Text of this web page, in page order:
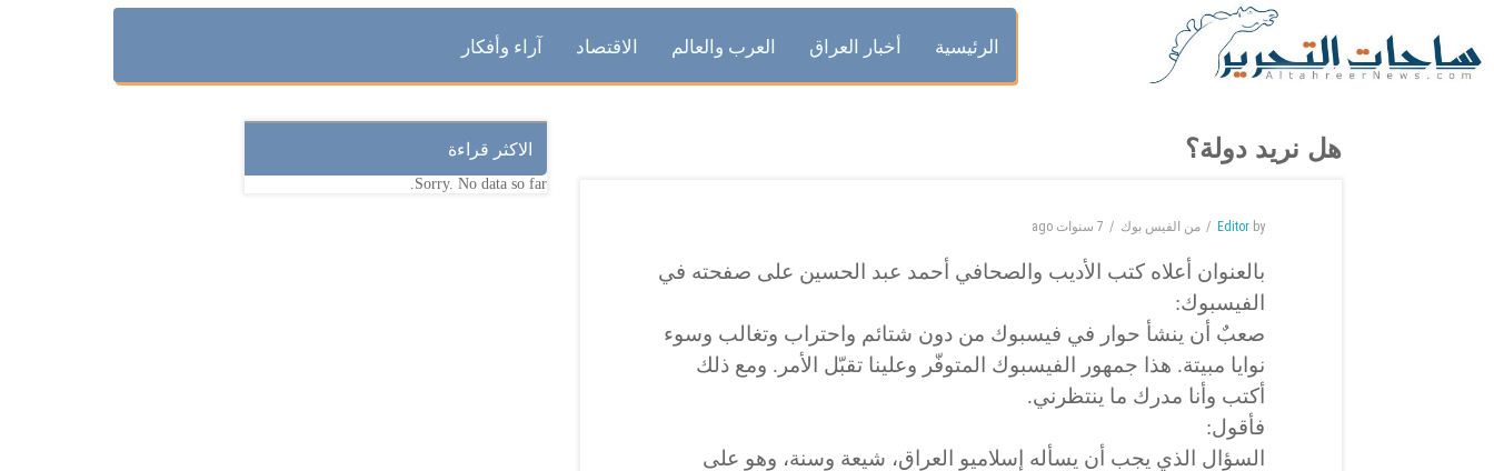
الرئيسية أخبار العراق العرب والعالم الاقتصاد آراء وأفكار
هل نريد دولة؟
by
Editor من الفيس بوك 7 سنوات ago
بالعنوان أعلاه كتب الأديب والصحافي أحمد عبد الحسين على صفحته في
الفيسبوك:
صعبٌ أن ينشأ حوار في فيسبوك من دون شتائم واحتراب وتغالب وسوء
نوايا مبيتة. هذا جمهور الفيسبوك المتوفّر وعلينا تقبّل الأمر. ومع ذلك
أكتب وأنا مدرك ما ينتظرني.
فأقول:
السؤال الذي يجب أن يسأله إسلاميو العراق، شيعة وسنة، وهو على
الاكثر قراءة
Sorry. No data so far.